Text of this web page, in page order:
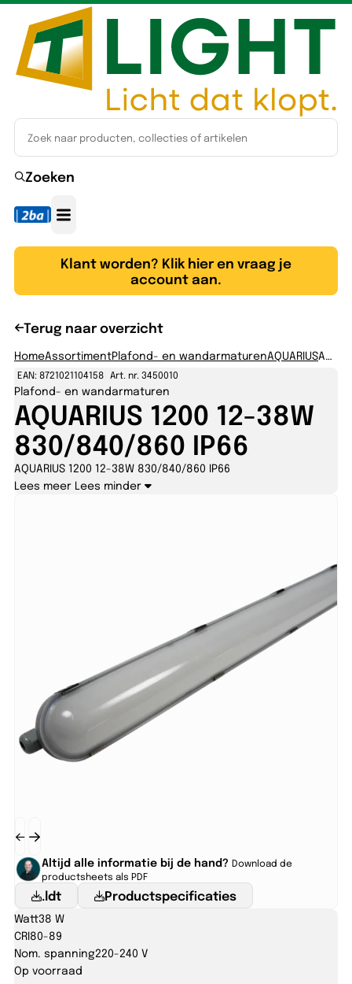
Zoeken
Klant worden? Klik hier en vraag je
account aan.
Terug naar overzicht
HomeAssortimentPlafond- en wandarmaturenAQUARIUSAQUARIUS 1200 12-38W 830/840/860 IP66
EAN: 8721021104158 Art. nr. 3450010
Plafond- en wandarmaturen
AQUARIUS 1200 12-38W
830/840/860 IP66
AQUARIUS 1200 12-38W 830/840/860 IP66
Lees meer Lees minder
Altijd alle informatie bij de hand? Download de
productsheets als PDF
.ldt Productspecificaties
Watt38 W
CRI80-89
Nom. spanning220-240 V
Op voorraad